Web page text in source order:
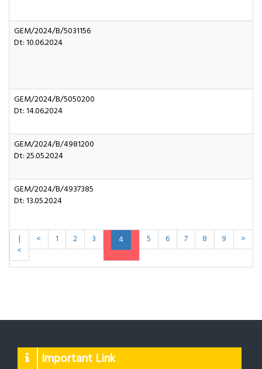
GEM/2024/B/5031156
Dt: 10.06.2024
GEM/2024/B/5050200
Dt: 14.06.2024
GEM/2024/B/4981200
Dt: 25.05.2024
GEM/2024/B/4937385
Dt: 13.05.2024
|
<
< 1 2 3 4 5 6 7 8 9 >
Important Link